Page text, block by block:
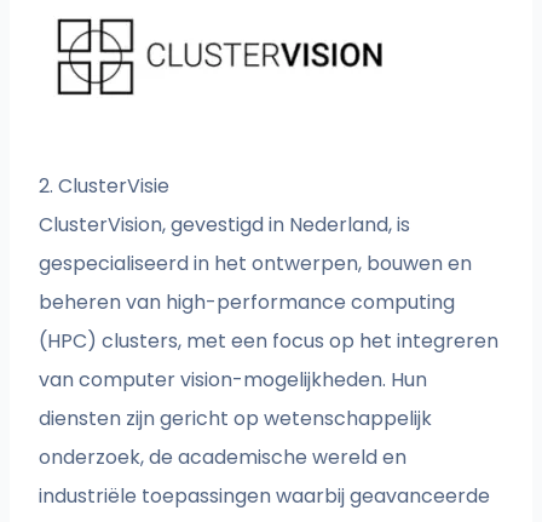
2. ClusterVisie
ClusterVision, gevestigd in Nederland, is
gespecialiseerd in het ontwerpen, bouwen en
beheren van high-performance computing
(HPC) clusters, met een focus op het integreren
van computer vision-mogelijkheden. Hun
diensten zijn gericht op wetenschappelijk
onderzoek, de academische wereld en
industriële toepassingen waarbij geavanceerde